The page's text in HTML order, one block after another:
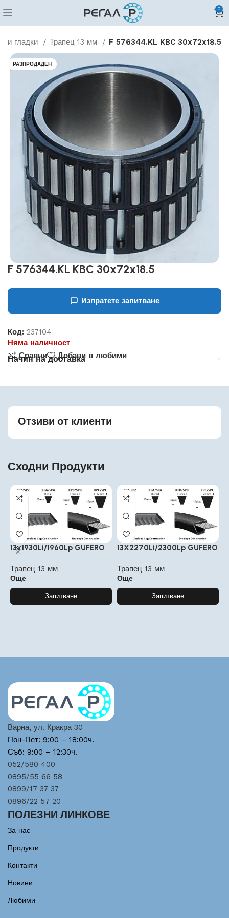
0
гладки Трапец 13 мм F 576344.KL KBC 30x72x18.5
РАЗПРОДАДЕН
F 576344.KL KBC 30x72x18.5
Изпратете запитване
Код:237104
Няма наличност
Сравни
Добави в любими
Начин на доставка
Отзиви от клиенти
Сходни Продукти
13x1930Li/1960Lp GUFERO
Трапец 13 мм
Още
Запитване
13X2270Li/2300Lp GUFERO
Трапец 13 мм
Още
Запитване
Варна, ул. Кракра 30
Пон-Пет: 9:00 – 18:00ч.
Съб: 9:00 – 12:30ч.
052/580 400
0895/55 66 58
0899/17 37 37
0896/22 57 20
ПОЛЕЗНИ ЛИНКОВЕ
За нас
Продукти
Контакти
Новини
Любими